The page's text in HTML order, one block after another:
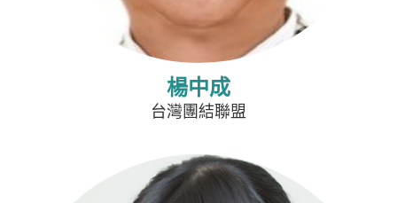
楊中成
台灣團結聯盟